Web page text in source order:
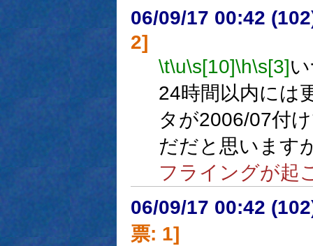
06/09/17 00:42
2]
\t\u\s[10]\h\s[3]
24時間以内には
タが2006/07付
だだと思います
フライングが起
06/09/17 00:42
票: 1]